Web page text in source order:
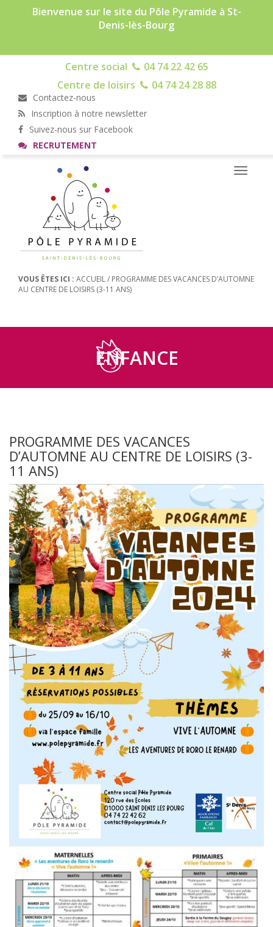
Bienvenue sur le site du Pôle Pyramide à St-
Denis-lès-Bourg
Centre social
04 74 22 42 65
Centre de loisirs
04 74 24 28 88
Contactez-nous
Inscription à notre newsletter
Suivez-nous sur Facebook
RECRUTEMENT
Toggle
VOUS ÊTES ICI : ACCUEIL/ PROGRAMME DES VACANCES D’AUTOMNE
AU CENTRE DE LOISIRS (3-11 ANS)
ENFANCE
PROGRAMME DES VACANCES
D’AUTOMNE AU CENTRE DE LOISIRS (3-
11 ANS)